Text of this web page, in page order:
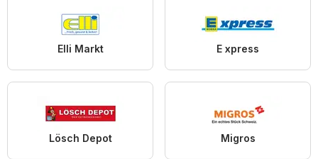
Elli Markt E xpress
Lösch Depot Migros